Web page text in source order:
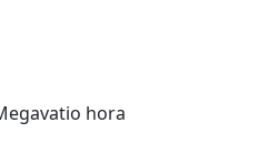
hora